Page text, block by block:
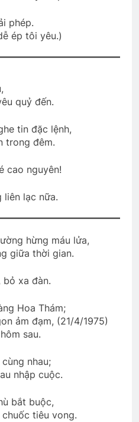
thăm viếng quý NT Bắc Cali
CẦU (Rabindranath
Bá An K20
TVBQGVN
Tưởng
phép.
ép tôi yêu.)
quỷ đến.
tin đặc lệnh,
trong đêm.
cao nguyên!
liên lạc nữa.
hừng máu lửa,
giữa thời gian.
bỏ xa đàn.
Hoa Thám;
ảm đạm, (21/4/1975)
sau.
nhau;
nhập cuộc.
bắt buộc,
tiêu vong.